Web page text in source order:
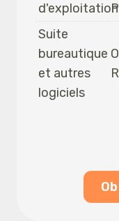
d'exploitation
Suite
bureautique
et autres
logiciels